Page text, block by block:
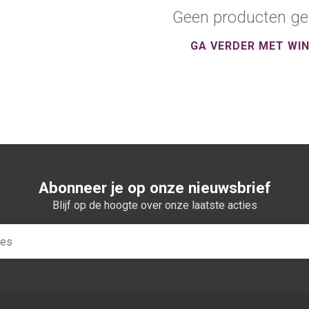
Geen producten
GA VERDER MET
Abonneer je op onze nieuwsbrief
Blijf op de hoogte over onze laatste acties